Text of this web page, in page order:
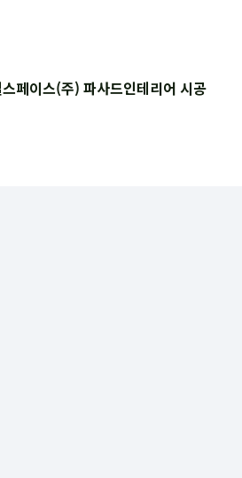
페이스(주) 파사드인테리어 시공